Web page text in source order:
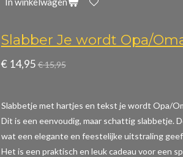
Slabber Je wordt Opa/
€ 14,95 € 15,95
Slabbetje met hartjes en tekst je wordt Opa/
Dit is een eenvoudig, maar schattig slabbetje.
wat een elegante en feestelijke uitstraling
Het is een praktisch en leuk cadeau voor een